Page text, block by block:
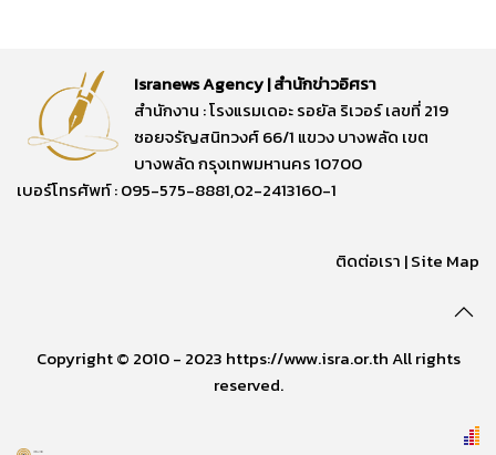
Isranews Agency | สำนักข่าวอิศรา
สำนักงาน : โรงแรมเดอะ รอยัล ริเวอร์ เลขที่ 219
ซอยจรัญสนิทวงศ์ 66/1 แขวง บางพลัด เขต
บางพลัด กรุงเทพมหานคร 10700
เบอร์โทรศัพท์ : 095-575-8881,02-2413160-1
ติดต่อเรา |Site Map
Copyright © 2010 - 2023 https://www.isra.or.th All rights
reserved.